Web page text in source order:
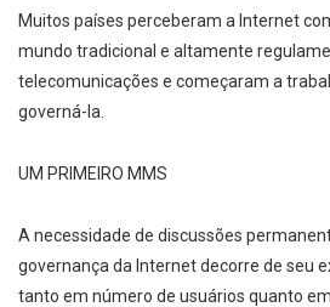
Muitos países perceberam a Internet
mundo tradicional e altamente
telecomunicações e começaram a
governá-la.
UM PRIMEIRO MMS
A necessidade de discussões
governança da Internet decorre de seu
tanto em número de usuários quanto